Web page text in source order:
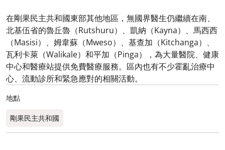
在剛果民主共和國東部其他地區，無國界醫生仍繼續在南、
北基伍省的魯丘魯（Rutshuru）、凱納（Kayna）、馬西西
（Masisi）、姆韋蘇（Mweso）、基查加（Kitchanga）、
瓦利卡萊（Walikale）和平加（Pinga），為大量醫院、健康
中心和醫療站提供免費醫療服務。區內也有不少霍亂治療中
心、流動診所和緊急應對的相關活動。
地點
剛果民主共和國